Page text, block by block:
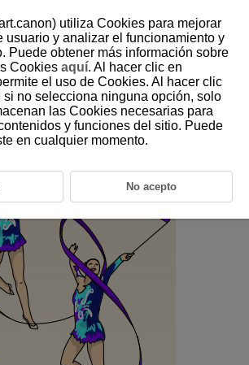
Gymnastics (Group)
for photographing specific individuals or
gymnastics.
utiliza Cookies para mejorar
usuario y analizar el funcionamiento y
Puede obtener más información sobre
Cookies aquí. Al hacer clic en
el uso de Cookies. Al hacer clic
si no selecciona ninguna opción, solo
las Cookies necesarias para
y funciones del sitio. Puede
en cualquier momento.
No acepto